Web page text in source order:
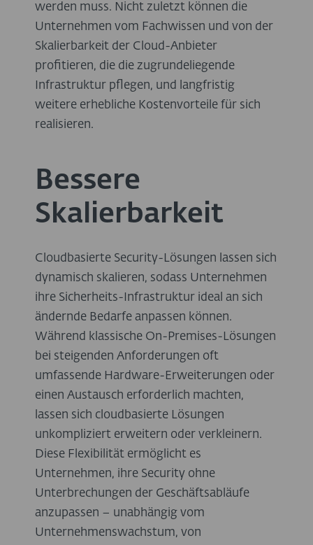
werden muss. Nicht zuletzt können die
Unternehmen vom Fachwissen und von der
Skalierbarkeit der Cloud-Anbieter
profitieren, die die zugrundeliegende
Infrastruktur pflegen, und langfristig
weitere erhebliche Kostenvorteile für sich
realisieren.
Bessere
Skalierbarkeit
Cloudbasierte Security-Lösungen lassen sich
dynamisch skalieren, sodass Unternehmen
ihre Sicherheits-Infrastruktur ideal an sich
ändernde Bedarfe anpassen können.
Während klassische On-Premises-Lösungen
bei steigenden Anforderungen oft
umfassende Hardware-Erweiterungen oder
einen Austausch erforderlich machten,
lassen sich cloudbasierte Lösungen
unkompliziert erweitern oder verkleinern.
Diese Flexibilität ermöglicht es
Unternehmen, ihre Security ohne
Unterbrechungen der Geschäftsabläufe
anzupassen – unabhängig vom
Unternehmenswachstum, von